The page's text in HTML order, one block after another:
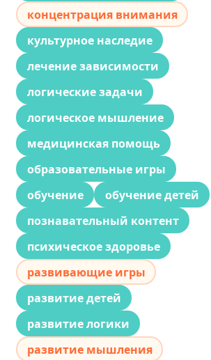
концентрация внимания
культурное наследие
лечение зависимости
логические задачи
логическое мышление
медицинская помощь
образовательные игры
обучение
обучение детей
познавательный контент
психическое здоровье
развивающие игры
развитие детей
развитие логики
развитие мышления